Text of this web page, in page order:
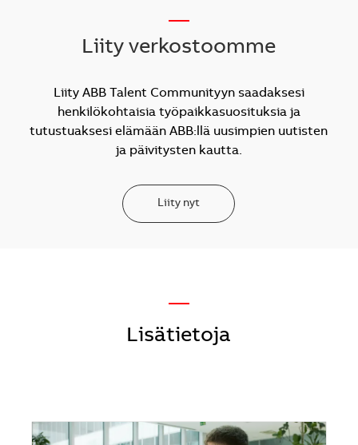
Liity verkostoomme
Liity ABB Talent Communityyn saadaksesi
henkilökohtaisia työpaikkasuosituksia ja
tutustuaksesi elämään ABB:llä uusimpien uutisten
ja päivitysten kautta.
Liity nyt
—
Lisätietoja